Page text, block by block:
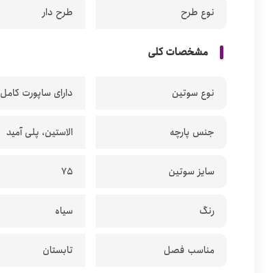
نوع طرح طرح دار
مشخصات کلی
نوع سوتین دارای ساپورت کامل
جنس پارچه الاستین، پلی آمید
سایز سوتین 75
رنگ سیاه
مناسب فصل تابستان